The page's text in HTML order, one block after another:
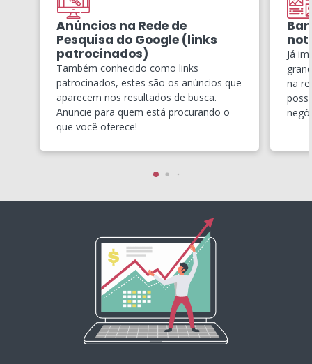
Anúncios na Rede de
Pesquisa do Google (links
patrocinados)
Também conhecido como links
patrocinados, estes são os anúncios que
aparecem nos resultados de busca.
Anuncie para quem está procurando o
que você oferece!
Já
na